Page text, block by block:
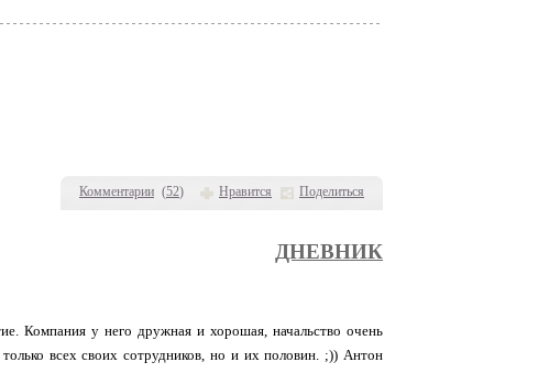
Комментарии (52) Нравится Поделиться
ДНЕВНИК
Компания у него дружная и хорошая, начальство очень
всех своих сотрудников, но и их половин. ;)) Антон